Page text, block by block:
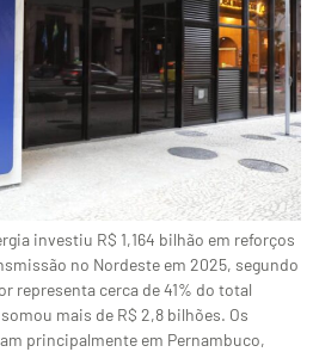
investiu R$ 1,164 bilhão em reforços
no Nordeste em 2025, segundo
representa cerca de 41% do total
mais de R$ 2,8 bilhões. Os
principalmente em Pernambuco,